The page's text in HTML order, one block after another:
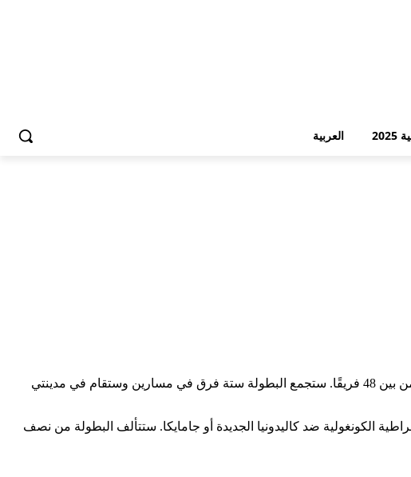
العربية
أجرت الفيفا يوم الخميس 20 نوفمبر قرعة التصفيات بين الاتحادات المؤهلة لكأس العالم 2026، والتي ستحدد آخر فريقين مؤهلين من بين 48 فريقًا. ستجمع البطولة ستة فرق في مسارين وستقام في مدينتي
الديمقراطية الكونغولية ضد كاليدونيا الجديدة أو جامايكا. ستتألف البطولة من نصف